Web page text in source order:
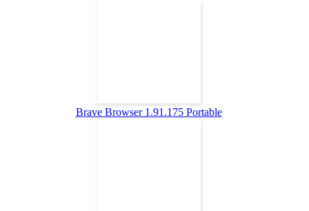
Brave Browser 1.91.175 Portable